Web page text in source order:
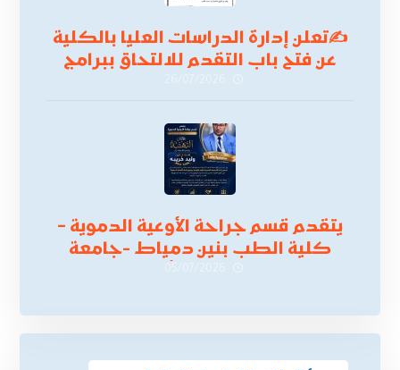
✍تعلن إدارة الدراسات العليا بالكلية
عن فتح باب التقدم للالتحاق ببرامج
أكتوبر 2026،
يتقدم قسم جراحة الأوعية الدموية –
كلية الطب بنين دمياط -جامعة